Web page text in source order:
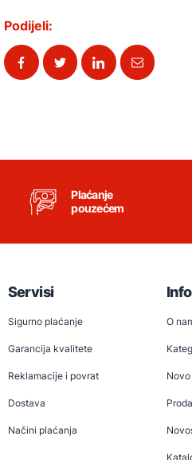
Podijeli:
Plaćanje
pouzećem
Servisi
Sigurno plaćanje
Garancija kvalitete
Reklamacije i povrat
Dostava
Načini plaćanja
O